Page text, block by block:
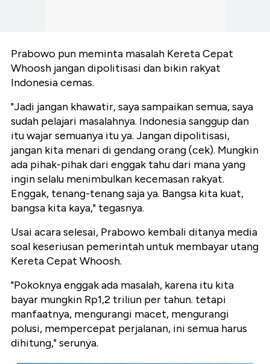
Prabowo pun meminta masalah Kereta Cepat
Whoosh jangan dipolitisasi dan bikin rakyat
Indonesia cemas.
"Jadi jangan khawatir, saya sampaikan semua, saya
sudah pelajari masalahnya. Indonesia sanggup dan
itu wajar semuanya itu ya. Jangan dipolitisasi,
jangan kita menari di gendang orang (cek). Mungkin
ada pihak-pihak dari enggak tahu dari mana yang
ingin selalu menimbulkan kecemasan rakyat.
Enggak, tenang-tenang saja ya. Bangsa kita kuat,
bangsa kita kaya," tegasnya.
Usai acara selesai, Prabowo kembali ditanya media
soal keseriusan pemerintah untuk membayar utang
Kereta Cepat Whoosh.
"Pokoknya enggak ada masalah, karena itu kita
bayar mungkin Rp1,2 triliun per tahun. tetapi
manfaatnya, mengurangi macet, mengurangi
polusi, mempercepat perjalanan, ini semua harus
dihitung," serunya.